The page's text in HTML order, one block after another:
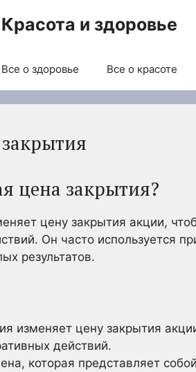
Красота и здоровье
Все о здоровье Все о красоте
цена закрытия?
цену закрытия акции,
Он часто используется
результатов.
изменяет цену закрытия
действий.
которая представляет